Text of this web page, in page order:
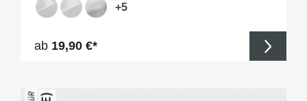
+5
Regulärer Preis:
ab 19,90 €*